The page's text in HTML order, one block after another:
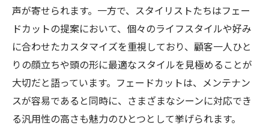
声が寄せられます。一方で、スタイリストたちはフェー
ドカットの提案において、個々のライフスタイルや好み
に合わせたカスタマイズを重視しており、顧客一人ひと
りの顔立ちや頭の形に最適なスタイルを見極めることが
大切だと語っています。フェードカットは、メンテナン
スが容易であると同時に、さまざまなシーンに対応でき
る汎用性の高さも魅力のひとつとして挙げられます。